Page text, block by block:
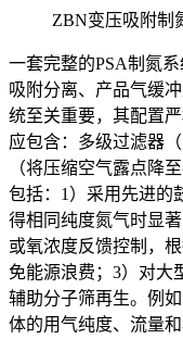
ZBN变压吸附制
一套完整的PSA制氮
吸附分离、产品气缓
统至关重要，其配置
应包含：多级过滤器
（将压缩空气露点降
包括：1）采用先进的
得相同纯度氮气时显
或氧浓度反馈控制，
免能源浪费；3）对大
辅助分子筛再生。例
体的用气纯度、流量